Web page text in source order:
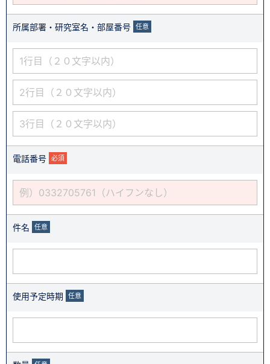
所属部署・研究室名・部屋番号 任意
電話番号 必須
件名 任意
使用予定時期 任意